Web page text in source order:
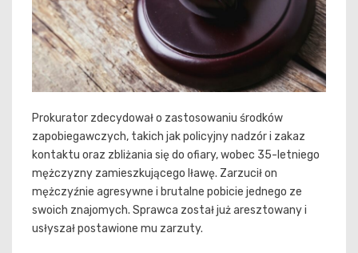
Prokurator zdecydował o zastosowaniu środków
zapobiegawczych, takich jak policyjny nadzór i zakaz
kontaktu oraz zbliżania się do ofiary, wobec 35-letniego
mężczyzny zamieszkującego Iławę. Zarzucił on
mężczyźnie agresywne i brutalne pobicie jednego ze
swoich znajomych. Sprawca został już aresztowany i
usłyszał postawione mu zarzuty.